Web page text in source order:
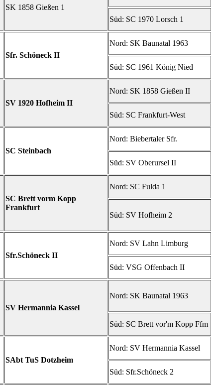
SK 1858 Gießen 1
Süd: SC 1970 Lorsch 1
Sfr. Schöneck II
Nord: SK Baunatal 1963
Süd: SC 1961 König Nied
SV 1920 Hofheim II
Nord: SK 1858 Gießen II
Süd: SC Frankfurt-West
SC Steinbach
Nord: Biebertaler Sfr.
Süd: SV Oberursel II
SC Brett vorm Kopp
Frankfurt
Nord: SC Fulda 1
Süd: SV Hofheim 2
Sfr.Schöneck II
Nord: SV Lahn Limburg
Süd: VSG Offenbach II
SV Hermannia Kassel
Nord: SK Baunatal 1963
Süd: SC Brett vor'm Kopp Ffm
SAbt TuS Dotzheim
Nord: SV Hermannia Kassel
Süd: Sfr.Schöneck 2